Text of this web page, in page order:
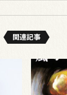
関連記事